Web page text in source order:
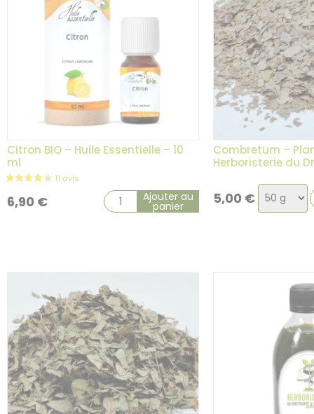
5 avis
Citron BIO – Huile Essentielle – 10
ml
6,90 € Ajouter au
panier
Combretum –
Herboristerie du
5,00 € Choix
de